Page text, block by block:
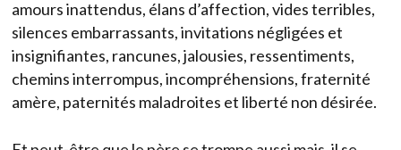
amours inattendus, élans d’affection, vides terribles,
silences embarrassants, invitations négligées et
insignifiantes, rancunes, jalousies, ressentiments,
chemins interrompus, incompréhensions, fraternité
amère, paternités maladroites et liberté non désirée.